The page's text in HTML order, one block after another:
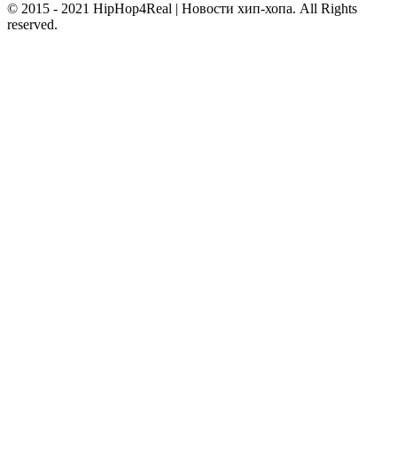
© 2015 - 2021 HipHop4Real | Новости хип-хопа. All Rights
reserved.